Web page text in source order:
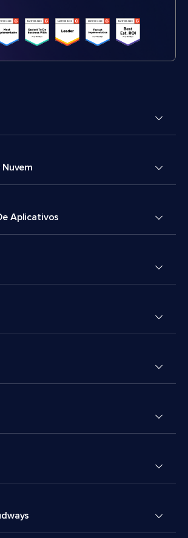
Aplicativos